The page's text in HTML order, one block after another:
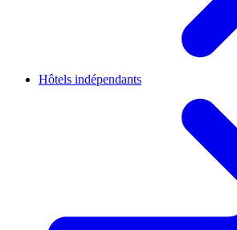
Hôtels indépendants